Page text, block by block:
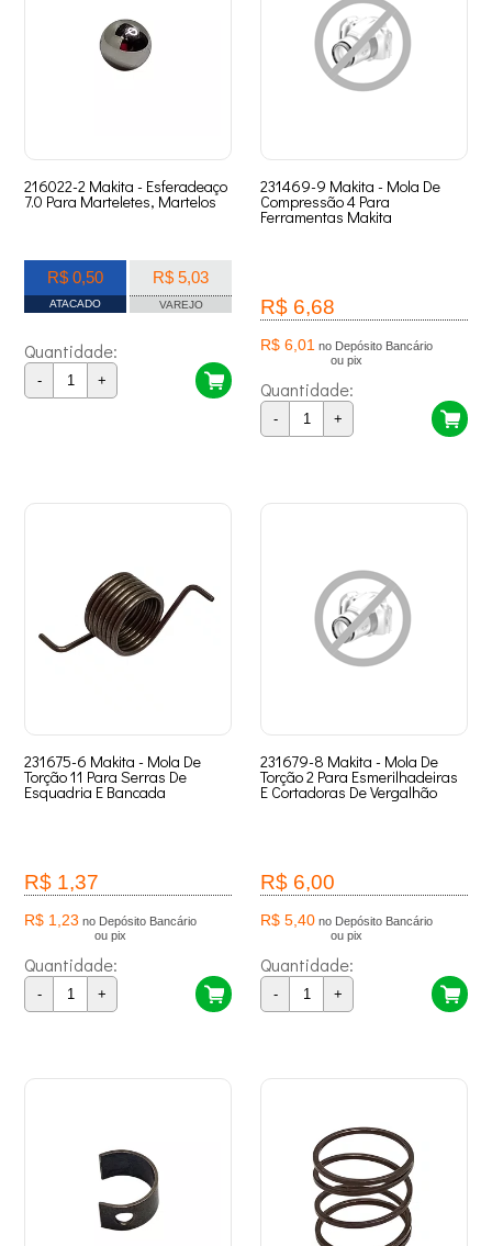
216022-2 Makita - Esferadeaço
7.0 Para Marteletes, Martelos
R$ 0,50
ATACADO
R$ 5,03
VAREJO
Quantidade:
- +
231469-9 Makita - Mola De
Compressão 4 Para
Ferramentas Makita
R$ 6,68
R$ 6,01 no Depósito Bancário
ou pix
Quantidade:
- +
231675-6 Makita - Mola De
Torção 11 Para Serras De
Esquadria E Bancada
R$ 1,37
R$ 1,23 no Depósito Bancário
ou pix
Quantidade:
- +
231679-8 Makita - Mola De
Torção 2 Para Esmerilhadeiras
E Cortadoras De Vergalhão
R$ 6,00
R$ 5,40 no Depósito Bancário
ou pix
Quantidade:
- +